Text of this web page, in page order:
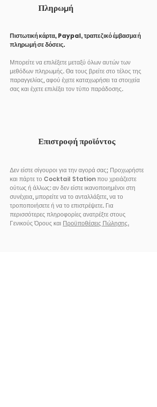
Πληρωμή
Πιστωτική κάρτα, Paypal, τραπεζικό έμβασμα ή
πληρωμή σε δόσεις.
Μπορείτε να επιλέξετε μεταξύ όλων αυτών των
μεθόδων πληρωμής. Θα τους βρείτε στο τέλος της
παραγγελίας, αφού έχετε καταχωρήσει τα στοιχεία
σας και έχετε επιλέξει τον τύπο παράδοσης.
Επιστροφή προϊόντος
Δεν είστε σίγουροι για την αγορά σας; Προχωρήστε
και πάρτε το Cocktail Station που χρειάζεστε
ούτως ή άλλως: αν δεν είστε ικανοποιημένοι στη
συνέχεια, μπορείτε να το ανταλλάξετε, να το
τροποποιήσετε ή να το επιστρέψετε. Για
περισσότερες πληροφορίες ανατρέξτε στους
Γενικούς Όρους και Προϋποθέσεις Πώλησης.